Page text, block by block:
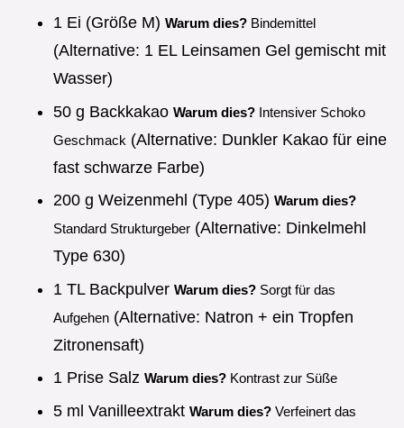
1 Ei (Größe M) Warum dies? Bindemittel
(Alternative: 1 EL Leinsamen Gel gemischt mit
Wasser)
50 g Backkakao Warum dies? Intensiver Schoko
Geschmack (Alternative: Dunkler Kakao für eine
fast schwarze Farbe)
200 g Weizenmehl (Type 405) Warum dies?
Standard Strukturgeber (Alternative: Dinkelmehl
Type 630)
1 TL Backpulver Warum dies? Sorgt für das
Aufgehen (Alternative: Natron + ein Tropfen
Zitronensaft)
1 Prise Salz Warum dies? Kontrast zur Süße
5 ml Vanilleextrakt Warum dies? Verfeinert das